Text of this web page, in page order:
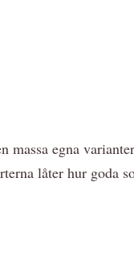
massa egna
låter hur goda